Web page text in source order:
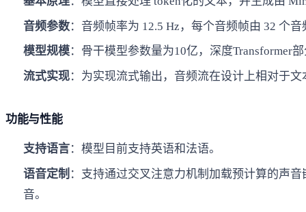
音频参数：音频帧率为 12.5 Hz，每个音频帧由 32 个
模型规模：骨干模型参数量为10亿，深度Transformer
流式实现：为实现流式输出，音频流在设计上相对于
功能与性能
支持语言：模型目前支持英语和法语。
语音定制 ：支持通过交叉注意力机制加载预计算的声
音。